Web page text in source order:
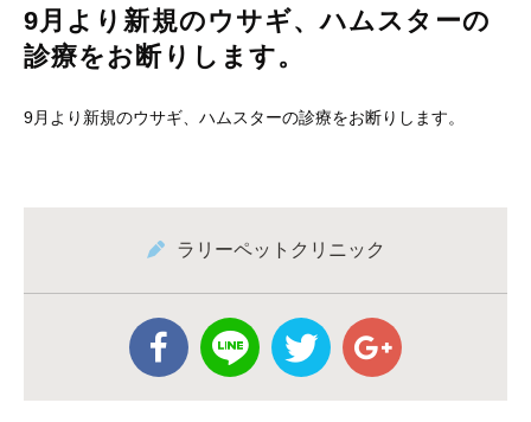
9月より新規のウサギ、ハムスターの
診療をお断りします。
9月より新規のウサギ、ハムスターの診療をお断りします。
ラリーペットクリニック